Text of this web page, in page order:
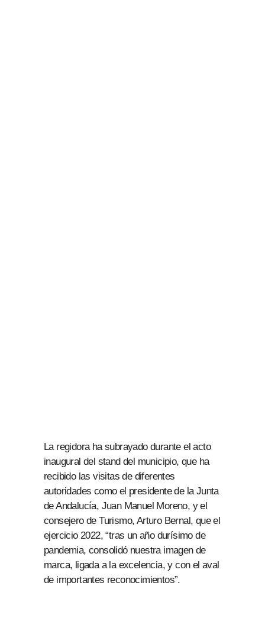
La regidora ha subrayado durante el acto
inaugural del stand del municipio, que ha
recibido las visitas de diferentes
autoridades como el presidente de la Junta
de Andalucía, Juan Manuel Moreno, y el
consejero de Turismo, Arturo Bernal, que el
ejercicio 2022, “tras un año durísimo de
pandemia, consolidó nuestra imagen de
marca, ligada a la excelencia, y con el aval
de importantes reconocimientos”.